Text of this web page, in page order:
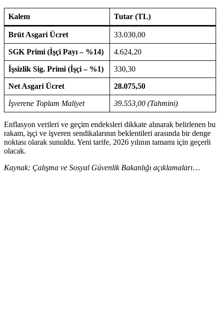
Kalem Tutar (TL)
Brüt Asgari Ücret 33.030,00
SGK Primi (İşçi Payı – %14) 4.624,20
İşsizlik Sig. Primi (İşçi – %1) 330,30
Net Asgari Ücret 28.075,50
İşverene Toplam Maliyet 39.553,00 (Tahmini)
Enflasyon verileri ve geçim endeksleri dikkate alınarak belirlenen bu
rakam, işçi ve işveren sendikalarının beklentileri arasında bir denge
noktası olarak sunuldu. Yeni tarife, 2026 yılının tamamı için geçerli
olacak.
Kaynak: Çalışma ve Sosyal Güvenlik Bakanlığı açıklamaları…